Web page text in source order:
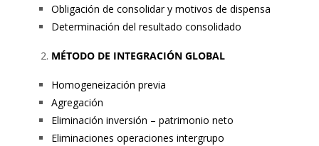
Obligación de consolidar y motivos de dispensa
Determinación del resultado consolidado
MÉTODO DE INTEGRACIÓN GLOBAL
Homogeneización previa
Agregación
Eliminación inversión – patrimonio neto
Eliminaciones operaciones intergrupo